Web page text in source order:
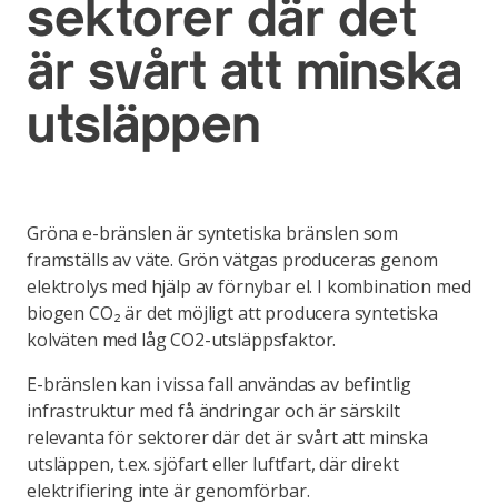
sektorer där det
är svårt att minska
utsläppen
Gröna e-bränslen är syntetiska bränslen som
framställs av väte. Grön vätgas produceras genom
elektrolys med hjälp av förnybar el. I kombination med
biogen CO₂ är det möjligt att producera syntetiska
kolväten med låg CO2-utsläppsfaktor.
E-bränslen kan i vissa fall användas av befintlig
infrastruktur med få ändringar och är särskilt
relevanta för sektorer där det är svårt att minska
utsläppen, t.ex. sjöfart eller luftfart, där direkt
elektrifiering inte är genomförbar.